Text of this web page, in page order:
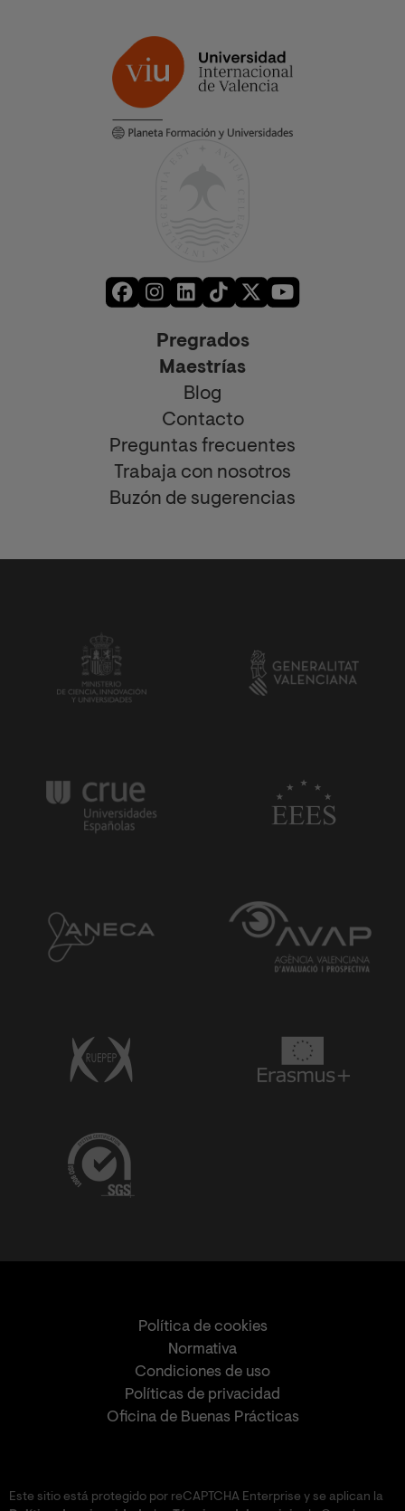
Pregrados
Maestrías
Blog
Contacto
Preguntas frecuentes
Trabaja con nosotros
Buzón de sugerencias
Política de cookies
Normativa
Condiciones de uso
Políticas de privacidad
Oficina de Buenas Prácticas
Este sitio está protegido por reCAPTCHA Enterprise y se aplican la